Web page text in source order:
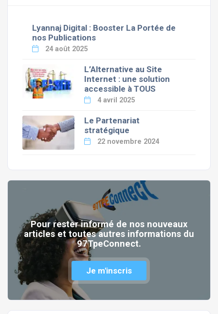
Lyannaj Digital : Booster La Portée de
nos Publications
24 août 2025
L’Alternative au Site
Internet : une solution
accessible à TOUS
4 avril 2025
Le Partenariat
stratégique
22 novembre 2024
Pour rester informé de nos nouveaux
articles et toutes autres informations du
97TpeConnect.
Je m'inscris